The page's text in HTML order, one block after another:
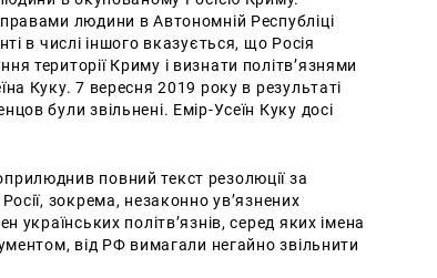
людини в Автономній Республіці
в числі іншого вказується, що Росія
території Криму і визнати політв’язнями
Куку. 7 вересня 2019 року в результаті
були звільнені. Емір-Усеїн Куку досі
повний текст резолюції за
зокрема, незаконно ув’язнених
українських політв’язнів, серед яких імена
від РФ вимагали негайно звільнити